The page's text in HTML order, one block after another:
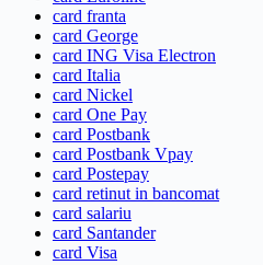
card franta
card George
card ING Visa Electron
card Italia
card Nickel
card One Pay
card Postbank
card Postbank Vpay
card Postepay
card retinut in bancomat
card salariu
card Santander
card Visa